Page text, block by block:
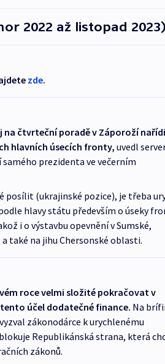
2022 až listopad 2023)
zde.
na čtvrteční poradě v Záporoží
hlavních úsecích fronty,uvedl
prezidenta ve večerním
posílit (ukrajinské pozice), je třeba
hlavy státu především o úseky
i o výstavbu opevnění v Sumské,
také na jihu Chersonské oblasti.
roce velmi složité pokračovat v
účel dodatečné finance. Na
zákonodárce k urychlenému
Republikánská strana, která
zákonů.